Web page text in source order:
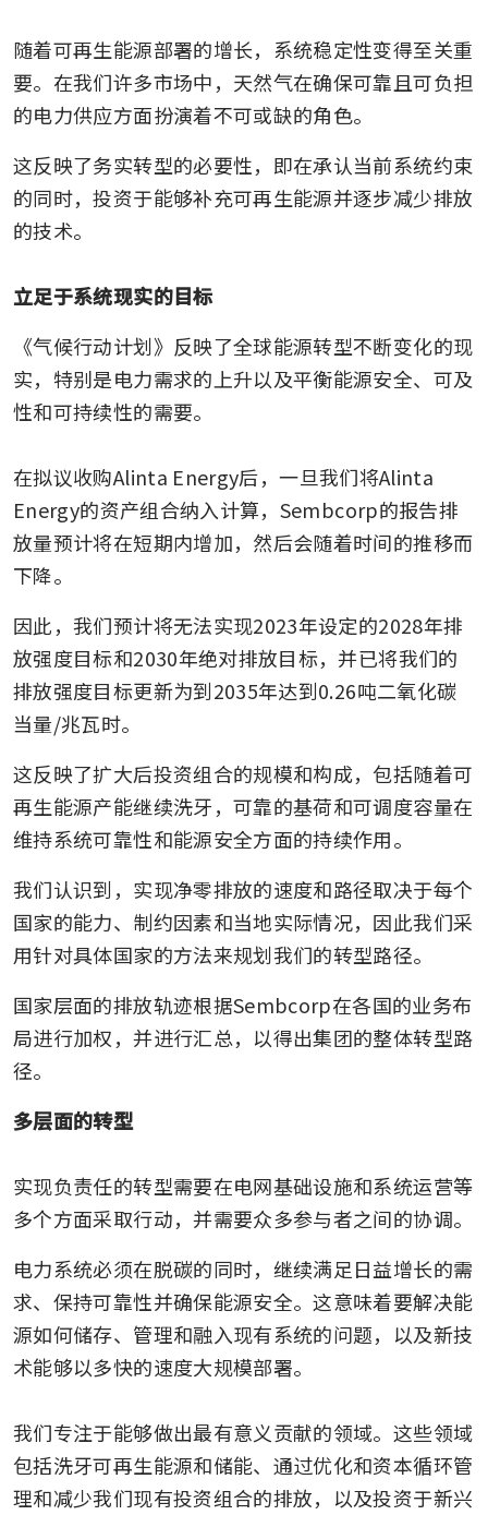
随着可再生能源部署的增长，系统稳定性变得至关重
要。在我们许多市场中，天然气在确保可靠且可负担
的电力供应方面扮演着不可或缺的角色。
这反映了务实转型的必要性，即在承认当前系统约束
的同时，投资于能够补充可再生能源并逐步减少排放
的技术。
立足于系统现实的目标
《气候行动计划》反映了全球能源转型不断变化的现
实，特别是电力需求的上升以及平衡能源安全、可及
性和可持续性的需要。
在拟议收购Alinta Energy后，一旦我们将Alinta
Energy的资产组合纳入计算，Sembcorp的报告排
放量预计将在短期内增加，然后会随着时间的推移而
下降。
因此，我们预计将无法实现2023年设定的2028年排
放强度目标和2030年绝对排放目标，并已将我们的
排放强度目标更新为到2035年达到0.26吨二氧化碳
当量/兆瓦时。
这反映了扩大后投资组合的规模和构成，包括随着可
再生能源产能继续洗牙，可靠的基荷和可调度容量在
维持系统可靠性和能源安全方面的持续作用。
我们认识到，实现净零排放的速度和路径取决于每个
国家的能力、制约因素和当地实际情况，因此我们采
用针对具体国家的方法来规划我们的转型路径。
国家层面的排放轨迹根据Sembcorp在各国的业务布
局进行加权，并进行汇总，以得出集团的整体转型路
径。
多层面的转型
实现负责任的转型需要在电网基础设施和系统运营等
多个方面采取行动，并需要众多参与者之间的协调。
电力系统必须在脱碳的同时，继续满足日益增长的需
求、保持可靠性并确保能源安全。这意味着要解决能
源如何储存、管理和融入现有系统的问题，以及新技
术能够以多快的速度大规模部署。
我们专注于能够做出最有意义贡献的领域。这些领域
包括洗牙可再生能源和储能、通过优化和资本循环管
理和减少我们现有投资组合的排放，以及投资于新兴